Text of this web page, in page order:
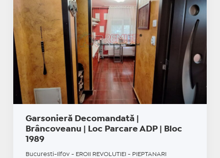
Garsonieră Decomandată |
Brâncoveanu | Loc Parcare ADP | Bloc
1989
Bucuresti-Ilfov - EROII REVOLUTIEI - PIEPTANARI